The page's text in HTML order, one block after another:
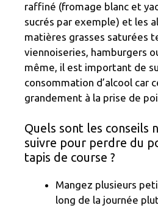
raffiné (fromage blanc et
sucrés par exemple) et les
matières grasses saturées
viennoiseries, hamburgers
même, il est important de
consommation d’alcool car
grandement à la prise de
Quels sont les conseils
suivre pour perdre du
tapis de course ?
Mangez plusieurs
long de la journée